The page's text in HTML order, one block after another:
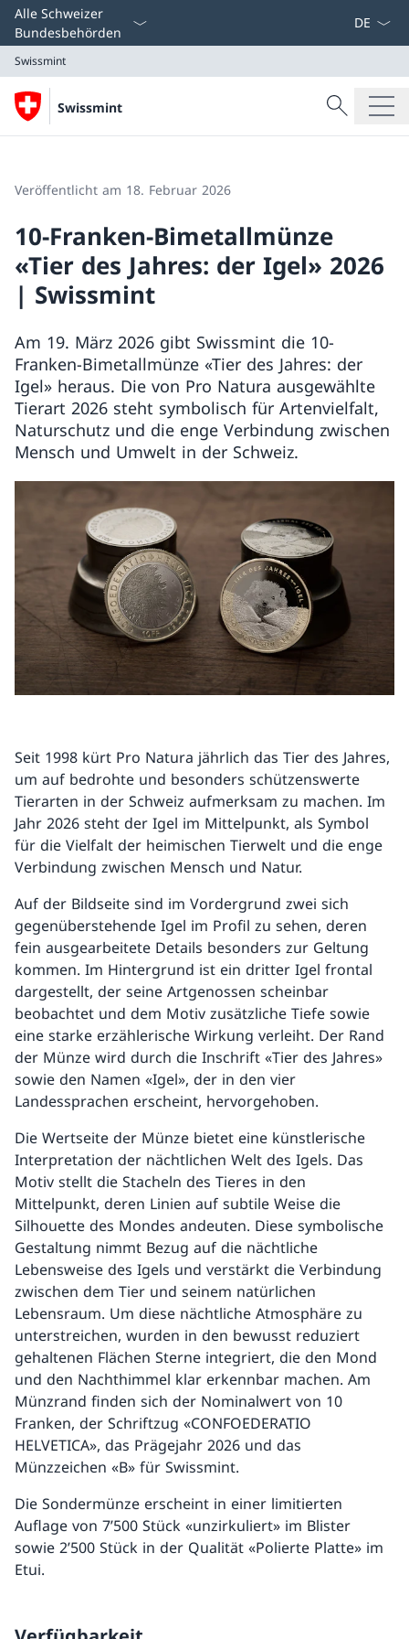
Alle Schweizer
Bundesbehörden
Swissmint
Swissmint
Suche
Suche
Veröffentlicht am 18. Februar 2026
10-Franken-Bimetallmünze
«Tier des Jahres: der Igel» 2026
| Swissmint
Am 19. März 2026 gibt Swissmint die 10-
Franken-Bimetallmünze «Tier des Jahres: der
Igel» heraus. Die von Pro Natura ausgewählte
Tierart 2026 steht symbolisch für Artenvielfalt,
Naturschutz und die enge Verbindung zwischen
Mensch und Umwelt in der Schweiz.
Seit 1998 kürt Pro Natura jährlich das Tier des Jahres,
um auf bedrohte und besonders schützenswerte
Tierarten in der Schweiz aufmerksam zu machen. Im
Jahr 2026 steht der Igel im Mittelpunkt, als Symbol
für die Vielfalt der heimischen Tierwelt und die enge
Verbindung zwischen Mensch und Natur.
Auf der Bildseite sind im Vordergrund zwei sich
gegenüberstehende Igel im Profil zu sehen, deren
fein ausgearbeitete Details besonders zur Geltung
kommen. Im Hintergrund ist ein dritter Igel frontal
dargestellt, der seine Artgenossen scheinbar
beobachtet und dem Motiv zusätzliche Tiefe sowie
eine starke erzählerische Wirkung verleiht. Der Rand
der Münze wird durch die Inschrift «Tier des Jahres»
sowie den Namen «Igel», der in den vier
Landessprachen erscheint, hervorgehoben.
Die Wertseite der Münze bietet eine künstlerische
Interpretation der nächtlichen Welt des Igels. Das
Motiv stellt die Stacheln des Tieres in den
Mittelpunkt, deren Linien auf subtile Weise die
Silhouette des Mondes andeuten. Diese symbolische
Gestaltung nimmt Bezug auf die nächtliche
Lebensweise des Igels und verstärkt die Verbindung
zwischen dem Tier und seinem natürlichen
Lebensraum. Um diese nächtliche Atmosphäre zu
unterstreichen, wurden in den bewusst reduziert
gehaltenen Flächen Sterne integriert, die den Mond
und den Nachthimmel klar erkennbar machen. Am
Münzrand finden sich der Nominalwert von 10
Franken, der Schriftzug «CONFOEDERATIO
HELVETICA», das Prägejahr 2026 und das
Münzzeichen «B» für Swissmint.
Die Sondermünze erscheint in einer limitierten
Auflage von 7’500 Stück «unzirkuliert» im Blister
sowie 2’500 Stück in der Qualität «Polierte Platte» im
Etui.